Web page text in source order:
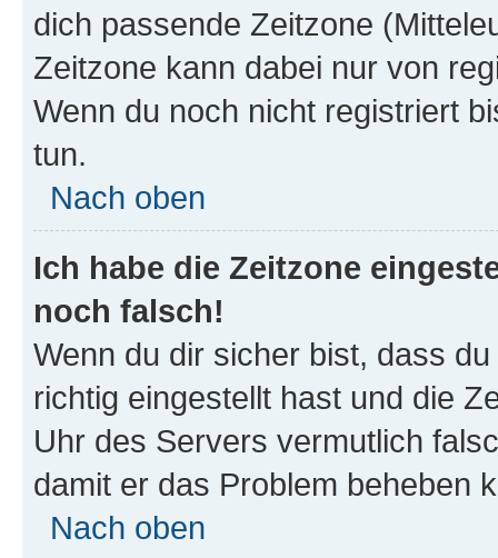
dich passende Zeitzone
Zeitzone kann dabei nur von
Wenn du noch nicht registriert
tun.
Nach oben
Ich habe die Zeitzone
noch falsch!
Wenn du dir sicher bist, dass
richtig eingestellt hast und die
Uhr des Servers vermutlich
damit er das Problem beheben
Nach oben